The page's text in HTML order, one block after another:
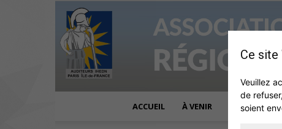
ACCUEIL À VENIR ACTUALITÉS
Ce
Veuillez
de
soient